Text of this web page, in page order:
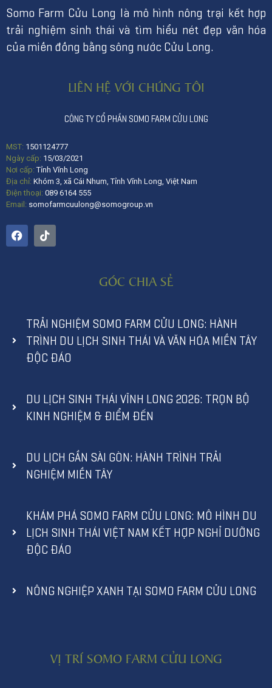
Somo Farm Cửu Long là mô hình nông trại kết hợp
trải nghiệm sinh thái và tìm hiểu nét đẹp văn hóa
của miền đồng bằng sông nước Cửu Long.
LIÊN HỆ VỚI CHÚNG TÔI
CÔNG TY CỔ PHẦN SOMO FARM CỬU LONG
MST: 1501124777
Ngày cấp: 15/03/2021
Nơi cấp:Tỉnh Vĩnh Long
Địa chỉ: Khóm 3, xã Cái Nhum, Tỉnh Vĩnh Long, Việt Nam
Điện thoại: 089 6164 555
Email: somofarmcuulong@somogroup.vn
GÓC CHIA SẺ
TRẢI NGHIỆM SOMO FARM CỬU LONG: HÀNH
TRÌNH DU LỊCH SINH THÁI VÀ VĂN HÓA MIỀN TÂY
ĐỘC ĐÁO
DU LỊCH SINH THÁI VĨNH LONG 2026: TRỌN BỘ
KINH NGHIỆM & ĐIỂM ĐẾN
DU LỊCH GẦN SÀI GÒN: HÀNH TRÌNH TRẢI
NGHIỆM MIỀN TÂY
KHÁM PHÁ SOMO FARM CỬU LONG: MÔ HÌNH DU
LỊCH SINH THÁI VIỆT NAM KẾT HỢP NGHỈ DƯỠNG
ĐỘC ĐÁO
NÔNG NGHIỆP XANH TẠI SOMO FARM CỬU LONG
VỊ TRÍ SOMO FARM CỬU LONG